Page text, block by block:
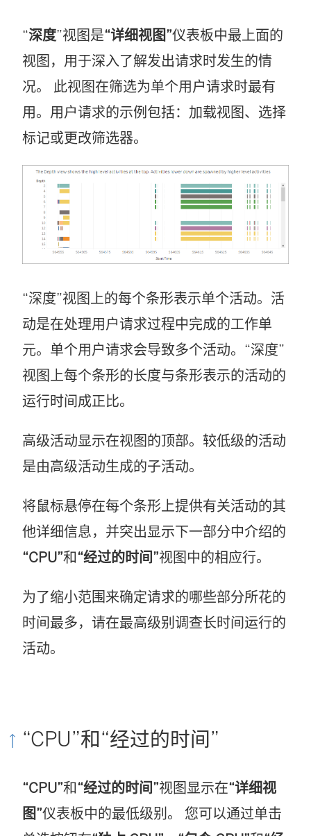
“深度”视图是“详细视图”仪表板中最上面的
视图，用于深入了解发出请求时发生的情
况。 此视图在筛选为单个用户请求时最有
用。用户请求的示例包括：加载视图、选择
标记或更改筛选器。
“深度”视图上的每个条形表示单个活动。活
动是在处理用户请求过程中完成的工作单
元。单个用户请求会导致多个活动。“深度”
视图上每个条形的长度与条形表示的活动的
运行时间成正比。
高级活动显示在视图的顶部。较低级的活动
是由高级活动生成的子活动。
将鼠标悬停在每个条形上提供有关活动的其
他详细信息，并突出显示下一部分中介绍的
“CPU”和“经过的时间”视图中的相应行。
为了缩小范围来确定请求的哪些部分所花的
时间最多，请在最高级别调查长时间运行的
活动。
“CPU”和“经过的时间”
“CPU”和“经过的时间”视图显示在“详细视
图”仪表板中的最低级别。 您可以通过单击